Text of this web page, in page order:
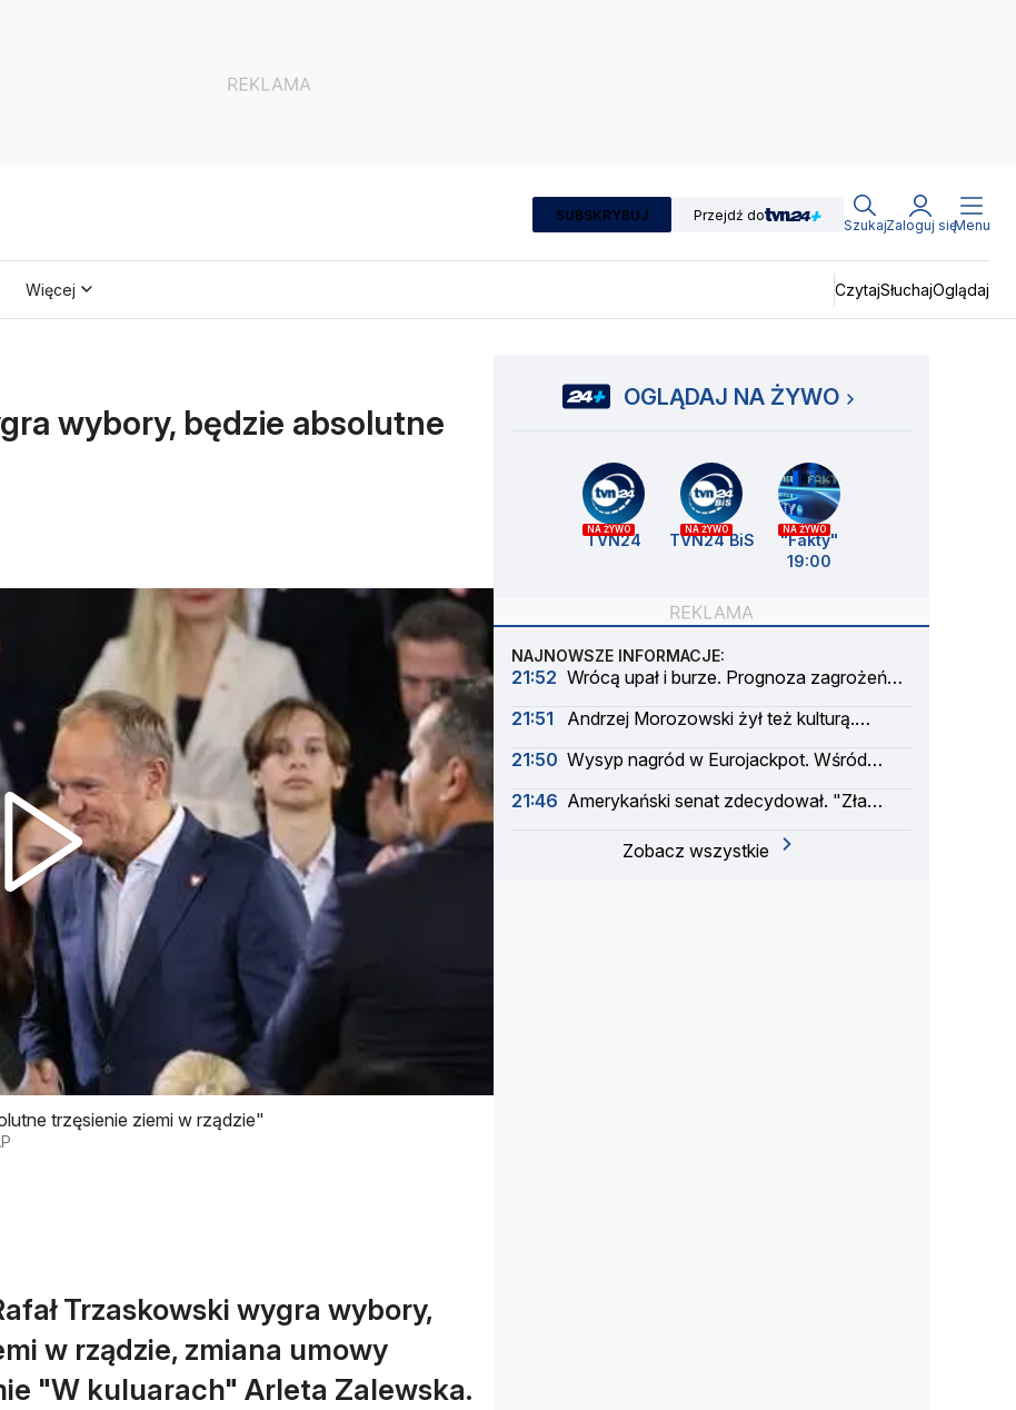
SUBSKRYBUJ Przejdź do
SzukajZaloguj sięMenu
Więcej CzytajSłuchajOglądaj
wybory, będzie absolutne
trzęsienie ziemi w rządzie"
Trzaskowski wygra wybory,
w rządzie, zmiana umowy
"W kuluarach" Arleta Zalewska.
OGLĄDAJ NA ŻYWO
NA ŻYWO
TVN24
NA ŻYWO
TVN24 BiS
NA ŻYWO
"Fakty"
19:00
NAJNOWSZE INFORMACJE:
21:52 Wrócą upał i burze. Prognoza zagrożeń
21:51
Andrzej Morozowski żył też kulturą.
21:50 Wysyp nagród w Eurojackpot. Wśród
21:46 Amerykański senat zdecydował. "Zła
Zobacz wszystkie